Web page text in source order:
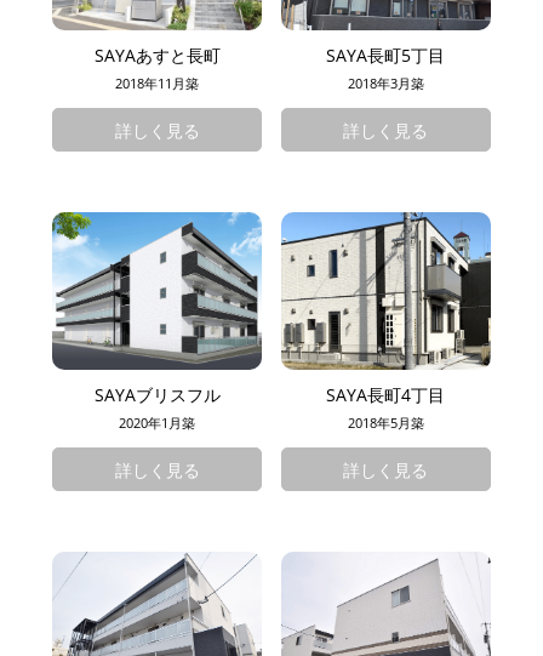
SAYAあすと長町
2018年11月築
詳しく見る
SAYA長町5丁目
2018年3月築
詳しく見る
SAYAブリスフル
2020年1月築
詳しく見る
SAYA長町4丁目
2018年5月築
詳しく見る